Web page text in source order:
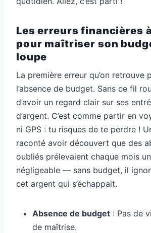
Les erreurs financières
pour maîtriser son
loupe
La première erreur qu’on retrouve
l’absence de budget. Sans ce fil
d’avoir un regard clair sur ses
d’argent. C’est comme partir en
ni GPS : tu risques de te perdre !
raconté avoir découvert que des
oubliés prélevaient chaque mois
négligeable — sans budget, il
cet argent qui s’échappait.
Absence de budget : Pas de
de maîtrise.